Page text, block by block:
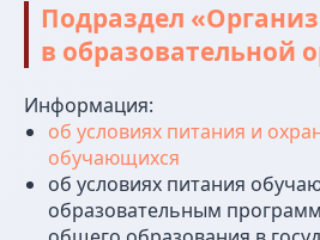
Подраздел
в образовательной
Информация:
об условиях питания и
обучающихся
об условиях питания
образовательным